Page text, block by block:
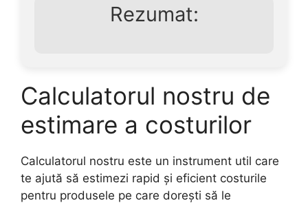
Rezumat:
Calculatorul nostru de
estimare a costurilor
Calculatorul nostru este un instrument util care
te ajută să estimezi rapid și eficient costurile
pentru produsele pe care dorești să le